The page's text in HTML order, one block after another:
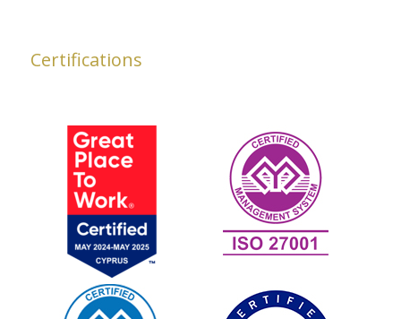
Certifications